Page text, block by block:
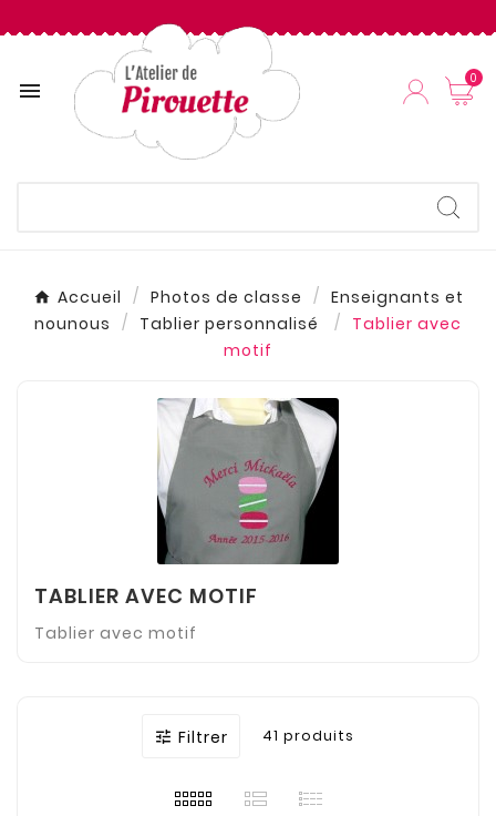
 0
Accueil Photos de classe
Enseignants et
nounous
Tablier personnalisé
Tablier avec
motif
TABLIER AVEC MOTIF
Tablier avec motif
 Filtrer 41 produits